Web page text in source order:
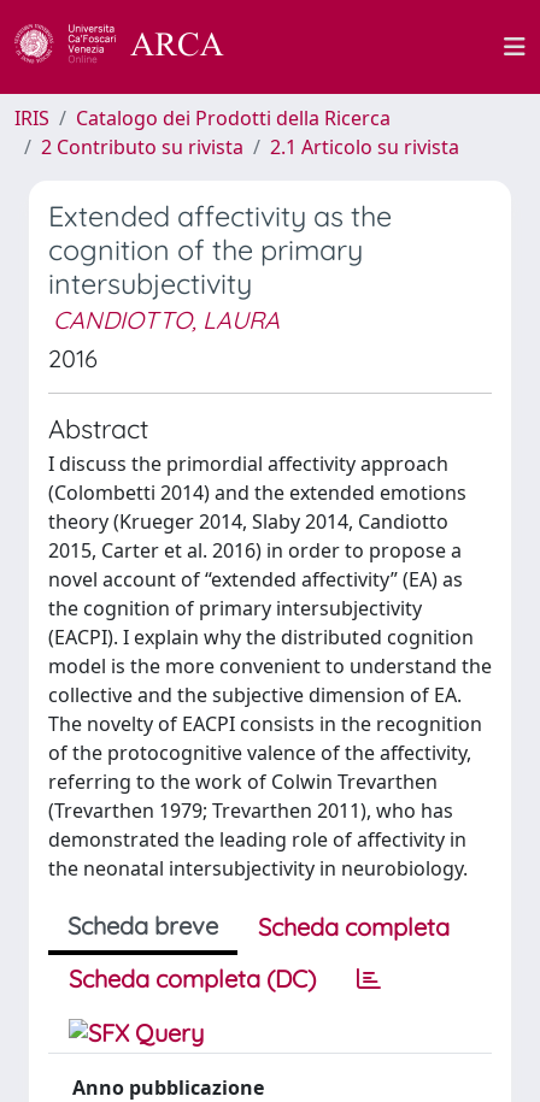
IRIS
Catalogo dei Prodotti della Ricerca
2 Contributo su rivista
2.1 Articolo su rivista
Extended affectivity as the
cognition of the primary
intersubjectivity
CANDIOTTO, LAURA
2016
Abstract
I discuss the primordial affectivity approach
(Colombetti 2014) and the extended emotions
theory (Krueger 2014, Slaby 2014, Candiotto
2015, Carter et al. 2016) in order to propose a
novel account of “extended affectivity” (EA) as
the cognition of primary intersubjectivity
(EACPI). I explain why the distributed cognition
model is the more convenient to understand the
collective and the subjective dimension of EA.
The novelty of EACPI consists in the recognition
of the protocognitive valence of the affectivity,
referring to the work of Colwin Trevarthen
(Trevarthen 1979; Trevarthen 2011), who has
demonstrated the leading role of affectivity in
the neonatal intersubjectivity in neurobiology.
Scheda breve
Scheda completa
Scheda completa (DC)
Anno pubblicazione